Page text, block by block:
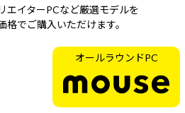
エイターPCなど厳選モデルを
格でご購入いただけます。
オールラウンドPC